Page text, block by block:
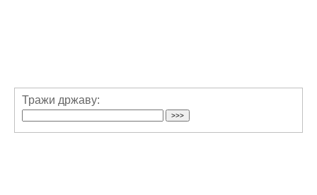
Тражи државу: